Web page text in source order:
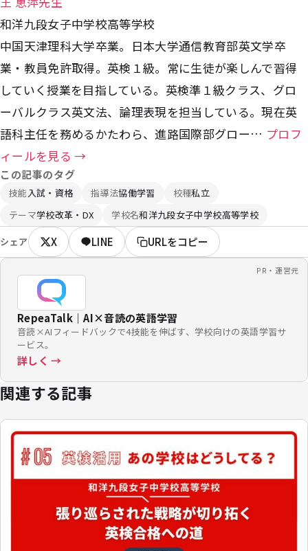
和洋九段女子中学校高等学校
中国天津理科大学卒業。日本大学通信教育部英文学卒
業・教員免許取得。英検１級。常に生徒が楽しんで習得
していく授業を目指している。英検準１級クラス、グロ
ーバルクラス英文法、論理表現を担当している。現在英
語科主任を務めるかたわら、進路国際部グロー… プロフ
ィールを見る →
この記事のタグ
技能入試・資格 指導法協働学習 校種私立
テーマ学校改革・DX 学校名和洋九段女子中学校高等学校
シェア X LINE URLをコピー
PR・運営元
RepeaTalk｜AI×音読の英語学習
音読×AIフィードバックで4技能を伸ばす、学校向けの英語学習サ
ービス。
詳しく →
関連する記事